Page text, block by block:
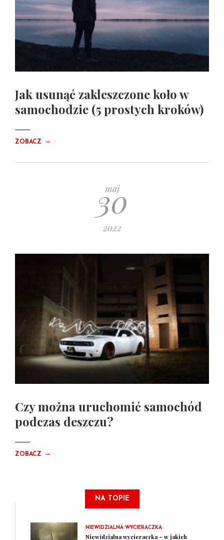
Jak usunąć zakleszczone koło w
samochodzie (5 prostych kroków)
ZOBACZ →
maj
30
2022
Czy można uruchomić samochód
podczas deszczu?
ZOBACZ →
NA TOPIE
NIEWIDZIALNA WYCIERACZKA
Niewidzialna wycieraczka – w jakich